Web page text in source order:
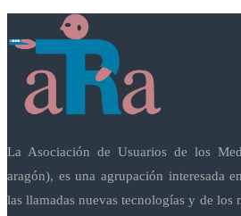
La Asociación de Usuarios de los
aragón), es una agrupación interesada
las llamadas nuevas tecnologías y de los